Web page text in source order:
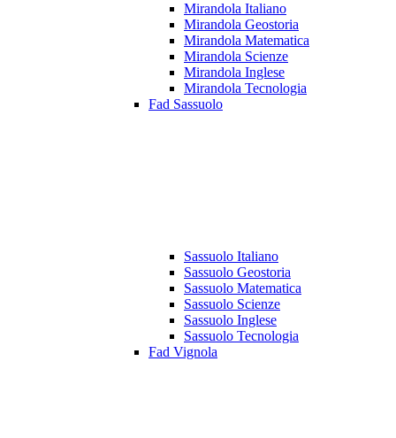
Mirandola Italiano
Mirandola Geostoria
Mirandola Matematica
Mirandola Scienze
Mirandola Inglese
Mirandola Tecnologia
Fad Sassuolo
Sassuolo Italiano
Sassuolo Geostoria
Sassuolo Matematica
Sassuolo Scienze
Sassuolo Inglese
Sassuolo Tecnologia
Fad Vignola